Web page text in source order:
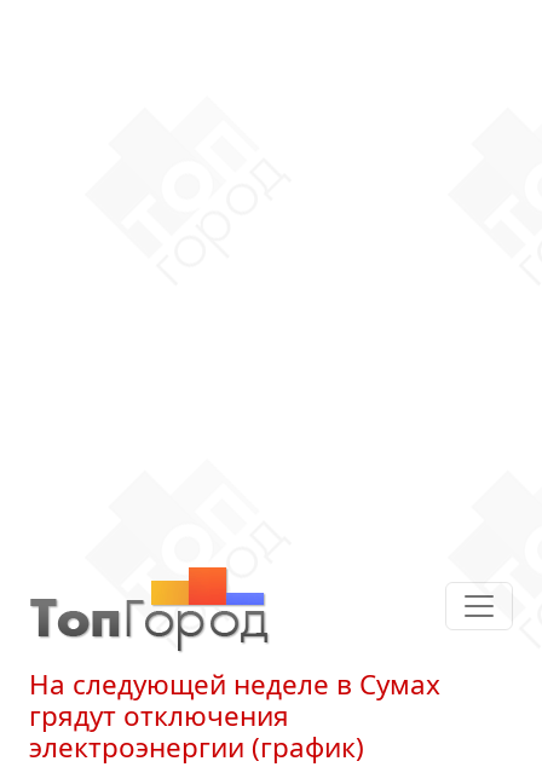
На следующей неделе в Сумах
грядут отключения
электроэнергии (график)